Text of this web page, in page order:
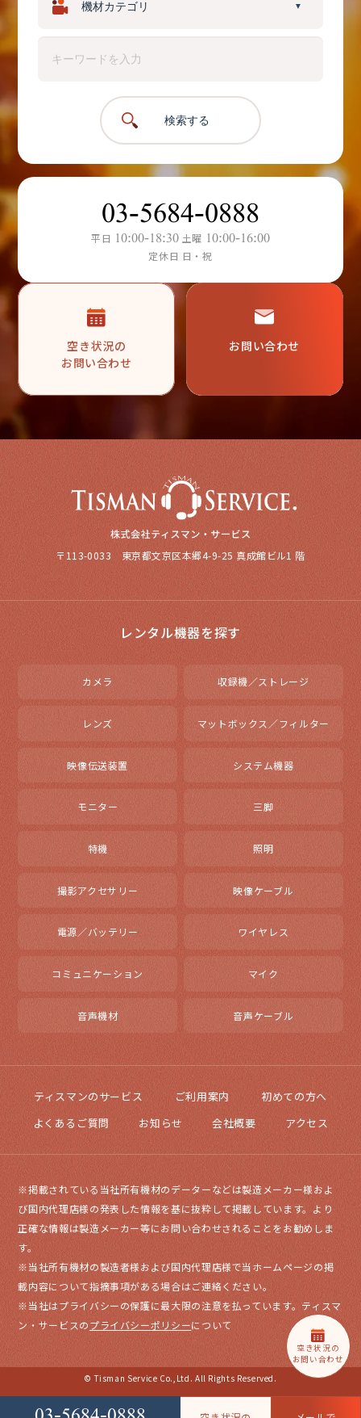
空き状況の
お問い合わせ
▼
検索する
03-5684-0888
平日 10:00-18:30 土曜 10:00-16:00
定休日 日・祝
空き状況の
お問い合わせ
お問い合わせ
〒113-0033 東京都文京区本郷4-9-25 真成館ビル1 階
レンタル機器を探す
カメラ 収録機／ストレージ
レンズ マットボックス／フィルター
映像伝送装置 システム機器
モニター 三脚
特機 照明
撮影アクセサリー 映像ケーブル
電源／バッテリー ワイヤレス
コミュニケーション マイク
音声機材 音声ケーブル
ティスマンのサービス ご利用案内
初めての方へ
よくあるご質問
お知らせ 会社概要 アクセス
※掲載されている当社所有機材のデーターなどは製造メーカー様およ
び国内代理店様の発表した情報を基に抜粋して掲載しています。より
正確な情報は製造メーカー等にお問い合わせされることをお勧めしま
す。
※当社所有機材の製造者様および国内代理店様で当ホームページの掲
載内容について指摘事項がある場合はご連絡ください。
※当社はプライバシーの保護に最大限の注意を払っています。ティスマ
ン・サービスのプライバシーポリシーについて
© Tisman Service Co.,Ltd. All Rights Reserved.